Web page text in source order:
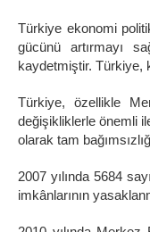
Türkiye ekonomi
gücünü artırmayı
kaydetmiştir. Türkiye,
Türkiye, özellikle
değişikliklerle önemli
olarak tam
2007 yılında 5684
imkânlarının